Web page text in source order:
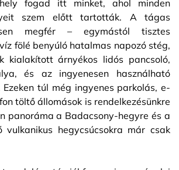
fogad itt minket, ahol minden
szem előtt tartották. A tágas
megfér – egymástól tisztes
fölé benyúló hatalmas napozó stég,
kialakított árnyékos lidós pancsoló,
és az ingyenesen használható
túl még ingyenes parkolás, e-
töltő állomások is rendelkezésünkre
panoráma a Badacsony-hegyre és a
vulkanikus hegycsúcsokra már csak